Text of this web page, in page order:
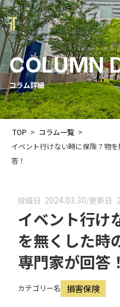
COLUMN
コラム詳細
TOP > コラム一覧 >
イベント行けない時に保険？物
答！
投稿日 2024.03.30/更新日
イベント行け
を無くした時
専門家が回答！
カテゴリー名 損害保険